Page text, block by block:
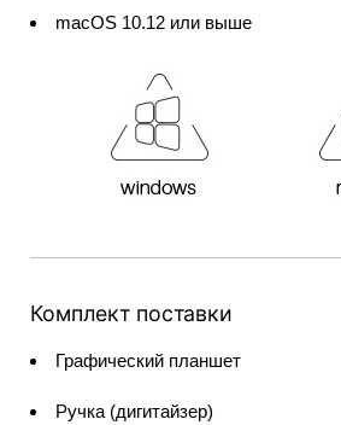
macOS 10.12 или выше
Комплект поставки
Графический планшет
Ручка (дигитайзер)